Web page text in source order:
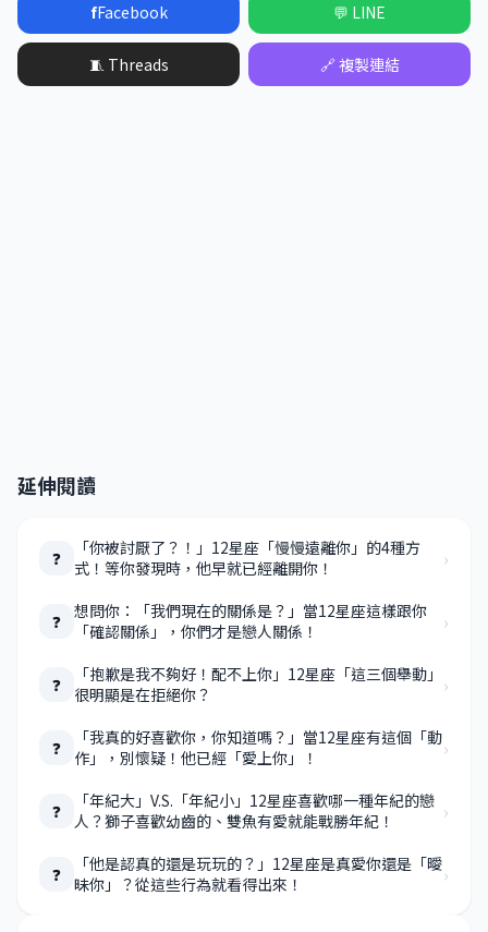
fFacebook 💬 LINE
🧵 Threads 🔗 複製連結
延伸閱讀
❓
「你被討厭了？！」12星座「慢慢遠離你」的4種方
式！等你發現時，他早就已經離開你！
›
❓ 想問你：「我們現在的關係是？」當12星座這樣跟你
「確認關係」，你們才是戀人關係！
›
❓
「抱歉是我不夠好！配不上你」12星座「這三個舉動」
很明顯是在拒絕你？
›
❓
「我真的好喜歡你，你知道嗎？」當12星座有這個「動
作」，別懷疑！他已經「愛上你」！
›
❓
「年紀大」V.S.「年紀小」12星座喜歡哪一種年紀的戀
人？獅子喜歡幼齒的、雙魚有愛就能戰勝年紀！
›
❓
「他是認真的還是玩玩的？」12星座是真愛你還是「曖
昧你」？從這些行為就看得出來！
›